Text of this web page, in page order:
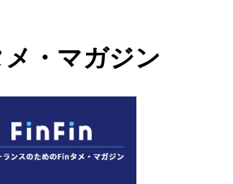
・マガジン